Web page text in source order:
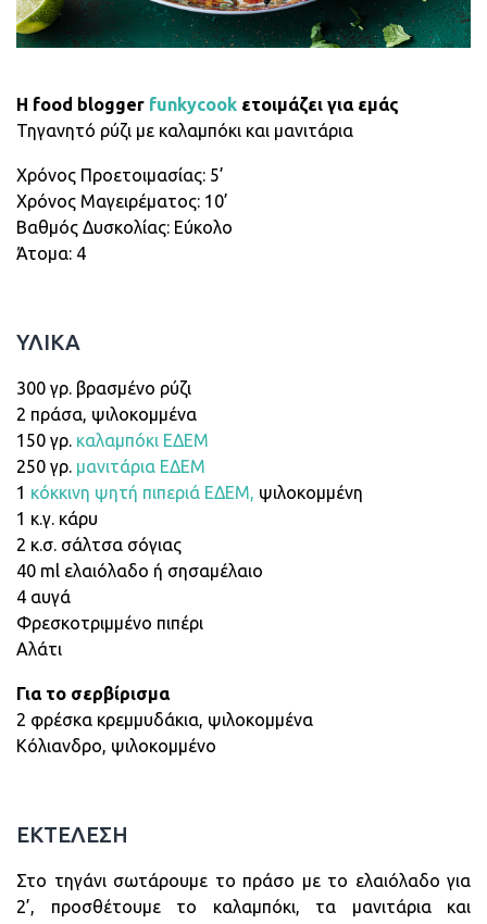
H food blogger funkycook ετοιμάζει για εμάς
Τηγανητό ρύζι με καλαμπόκι και μανιτάρια
Χρόνος Προετοιμασίας: 5’
Xρόνος Μαγειρέματος: 10’
Βαθμός Δυσκολίας: Εύκολο
Άτομα: 4
ΥΛΙΚΑ
300 γρ. βρασμένο ρύζι
2 πράσα, ψιλοκομμένα
150 γρ. καλαμπόκι ΕΔΕΜ
250 γρ. μανιτάρια ΕΔΕΜ
1 κόκκινη ψητή πιπεριά ΕΔΕΜ, ψιλοκομμένη
1 κ.γ. κάρυ
2 κ.σ. σάλτσα σόγιας
40 ml ελαιόλαδο ή σησαμέλαιο
4 αυγά
Φρεσκοτριμμένο πιπέρι
Αλάτι
Για το σερβίρισμα
2 φρέσκα κρεμμυδάκια, ψιλοκομμένα
Κόλιανδρο, ψιλοκομμένο
ΕΚΤΕΛΕΣΗ
Στο τηγάνι σωτάρουμε το πράσο με το ελαιόλαδο για
2’, προσθέτουμε το καλαμπόκι, τα μανιτάρια και